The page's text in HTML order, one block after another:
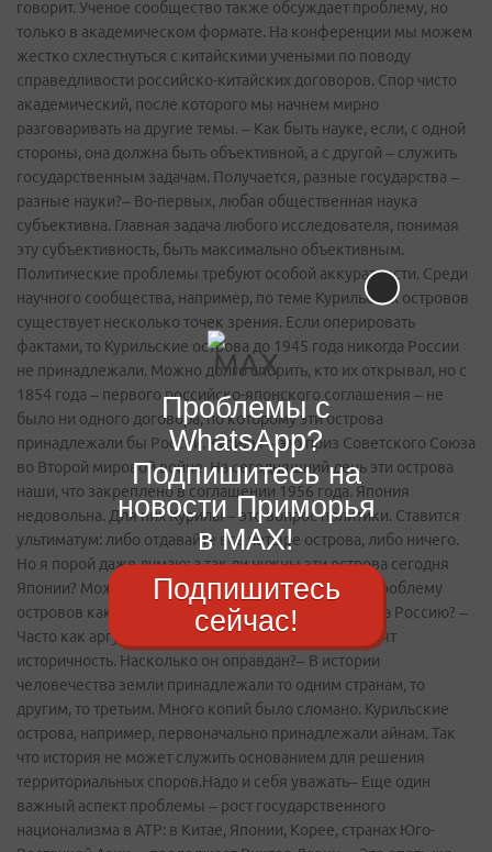
Проблемы с
WhatsApp?
Подпишитесь на
новости Приморья
в MAX!
Подпишитесь
сейчас!